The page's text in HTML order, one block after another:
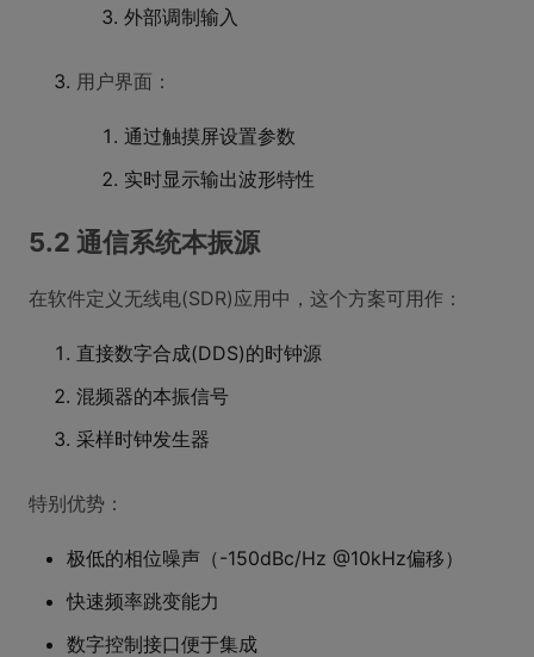
外部调制输入
用户界面：
通过触摸屏设置参数
实时显示输出波形特性
5.2 通信系统本振源
在软件定义无线电(SDR)应用中，这个方案可用作：
直接数字合成(DDS)的时钟源
混频器的本振信号
采样时钟发生器
特别优势：
极低的相位噪声（-150dBc/Hz @10kHz偏移）
快速频率跳变能力
数字控制接口便于集成